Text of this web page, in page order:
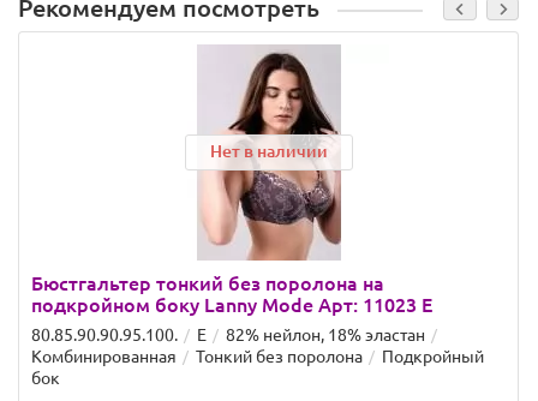
Рекомендуем посмотреть
Нет в наличии
Бюстгальтер тонкий без поролона на
подкройном боку Lanny Mode Арт: 11023 E
80.85.90.90.95.100. E
82% нейлон, 18% эластан
Комбинированная
Тонкий без поролона
Подкройный
бок